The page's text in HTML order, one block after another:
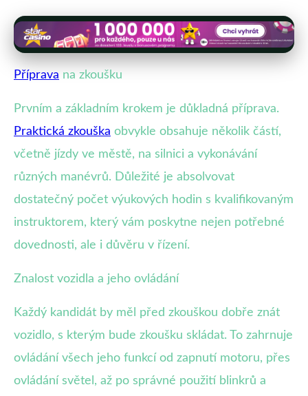
Příprava na zkoušku
Prvním a základním krokem je důkladná příprava.
Praktická zkouška obvykle obsahuje několik částí,
včetně jízdy ve městě, na silnici a vykonávání
různých manévrů. Důležité je absolvovat
dostatečný počet výukových hodin s kvalifikovaným
instruktorem, který vám poskytne nejen potřebné
dovednosti, ale i důvěru v řízení.
Znalost vozidla a jeho ovládání
Každý kandidát by měl před zkouškou dobře znát
vozidlo, s kterým bude zkoušku skládat. To zahrnuje
ovládání všech jeho funkcí od zapnutí motoru, přes
ovládání světel, až po správné použití blinkrů a